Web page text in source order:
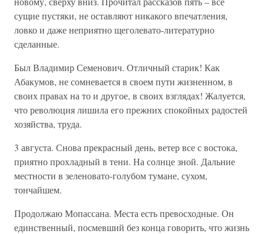
сущие пустяки, не оставляют никакого впечатления,
ловко и даже неприятно щеголевато-литературно
сделанные.
Был Владимир Семенович. Отличный старик! Как
Абакумов, не сомневается в своем пути жизненном, в
своих правах на то и другое, в своих взглядах! Жалуется,
что революция лишила его прежних спокойных радостей
хозяйства, труда.
3 августа. Снова прекрасный день, ветер все с востока,
приятно прохладный в тени. На солнце зной. Дальние
местности в зеленовато-голубом тумане, сухом,
тончайшем.
Продолжаю Мопассана. Места есть превосходные. Он
единственный, посмевший без конца говорить, что жизнь